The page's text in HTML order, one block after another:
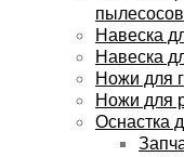
пылесосов
Навеска
Навеска
Ножи для
Ножи для
Оснастка